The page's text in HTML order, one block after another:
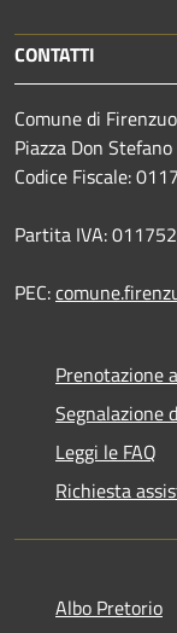
CONTATTI
Comune di
Piazza Don
Codice Fiscale:
Partita IVA:
PEC:
Prenotazione
Segnalazione
Leggi le FAQ
Richiesta
Albo Pretorio